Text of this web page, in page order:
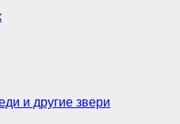
и другие звери